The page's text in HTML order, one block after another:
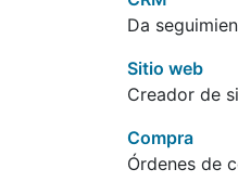
Da
Sitio web
Creador de
Compra
Órdenes de